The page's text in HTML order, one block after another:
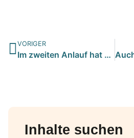
VORIGER
Im zweiten Anlauf hat der Süße die Richtigen gefunden <3…
Inhalte suchen